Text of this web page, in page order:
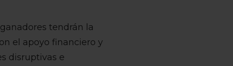
tendrán la
el apoyo financiero y
disruptivas e